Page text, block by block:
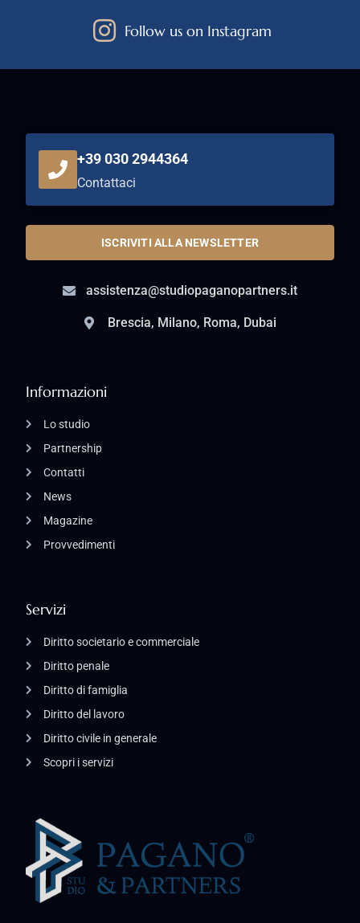
Follow us on Instagram
Servizi
Diritto societario e commerciale
Diritto penale
Diritto di famiglia
Diritto del lavoro
Diritto civile in generale
Scopri i servizi
Informazioni
Lo studio
Partnership
Contatti
News
Magazine
Provvedimenti
+39 030 2944364
Contattaci
ISCRIVITI ALLA NEWSLETTER
assistenza@studiopaganopartners.it
Brescia, Milano, Roma, Dubai